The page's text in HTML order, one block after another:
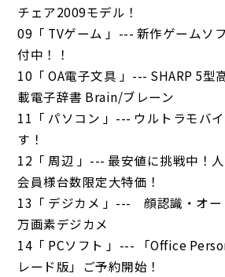
チェア2009モデル！
09「 TVゲーム 」--- 新作ゲームソ
付中！！
10「 OA電子文具 」--- SHARP 5型
載電子辞書 Brain/ブレーン
11「 パソコン 」--- ウルトラモバ
す！
12「 周辺 」--- 最安値に挑戦中！
会員様台数限定大特価！
13「 デジカメ 」--- 顔認識・オー
万画素デジカメ
14「 PCソフト 」--- 「Office
レード版」ご予約開始！